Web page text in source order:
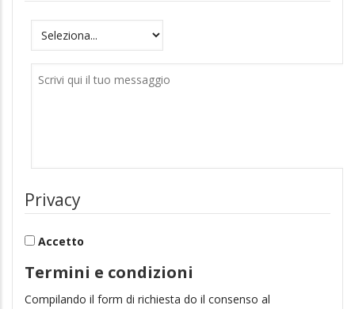
Motivazioni
Messaggio
Privacy
Accetto
Termini e condizioni
Compilando il form di richiesta do il consenso al